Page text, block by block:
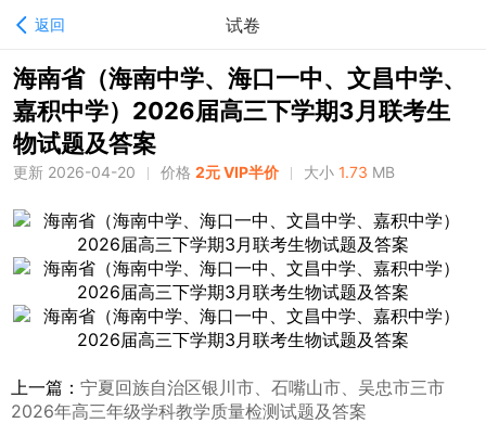
返回 试卷
海南省（海南中学、海口一中、文昌中学、
嘉积中学）2026届高三下学期3月联考生
物试题及答案
更新 2026-04-20 价格 2元 VIP半价 大小 1.73 MB
上一篇： 宁夏回族自治区银川市、石嘴山市、吴忠市三市
2026年高三年级学科教学质量检测试题及答案